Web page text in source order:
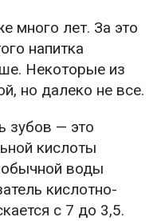
много лет. За это
напитка
Некоторые из
но далеко не все.
зубов — это
кислоты
воды
кислотно-
с 7 до 3,5.